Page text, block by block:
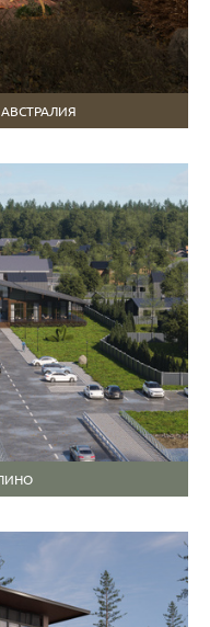
АВСТРАЛИЯ